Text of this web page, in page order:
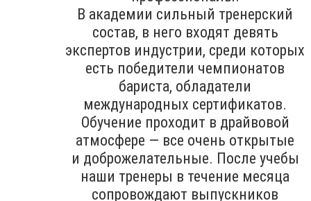
В академии сильный тренерский
состав, в него входят девять
экспертов индустрии, среди которых
есть победители чемпионатов
бариста, обладатели
международных сертификатов.
Обучение проходит в драйвовой
атмосфере — все очень открытые
и доброжелательные. После учебы
наши тренеры в течение месяца
сопровождают выпускников